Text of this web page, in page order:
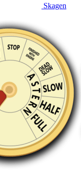
Skagen